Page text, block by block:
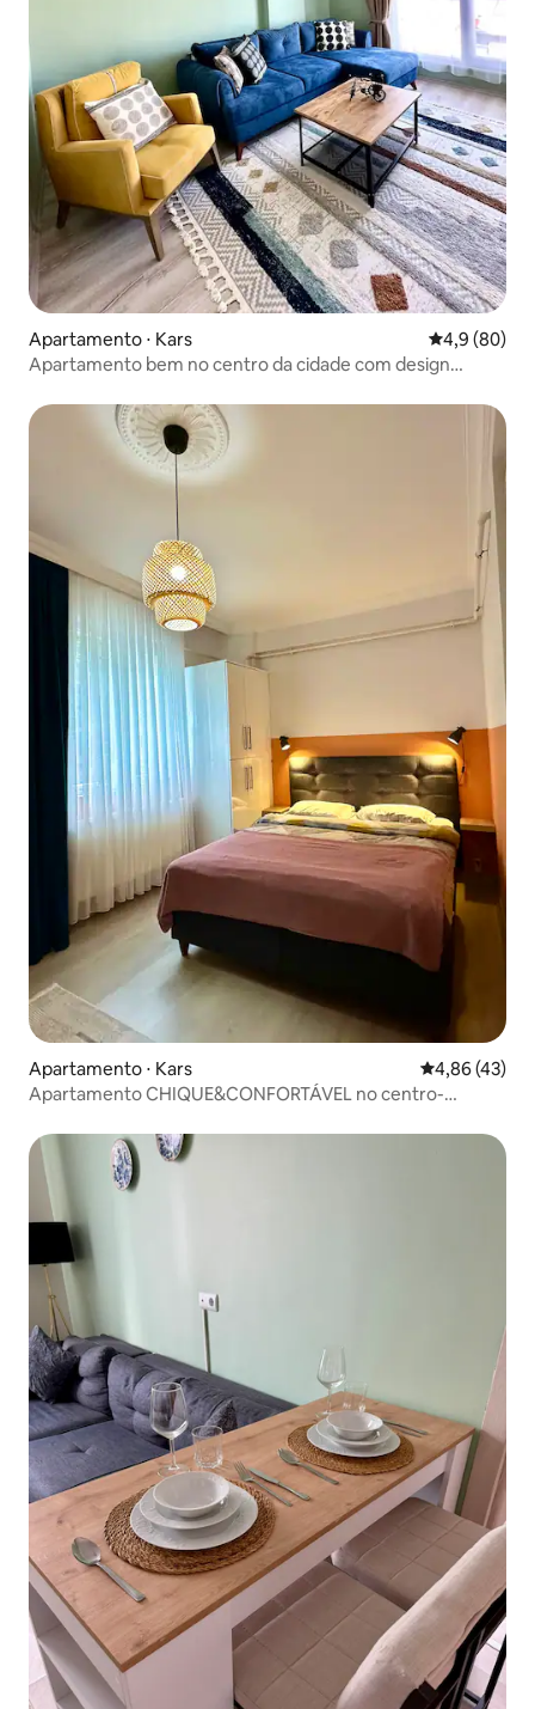
Apartamento ⋅ Kars 4,9 de uma
4,9 (80)
Apartamento bem no centro da cidade com design
Apartamento ⋅ Kars 4,86 de uma
4,86 (43)
Apartamento CHIQUE&CONFORTÁVEL no centro-